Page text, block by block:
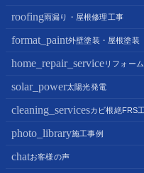
roofing雨漏り・屋根修理工事
屋根修理・屋根工事
屋根カバー工法
format_paint外壁塗装・屋根塗装
外壁塗装
屋根塗装
home_repair_serviceリフォーム
キッチンリフォーム
バスルームリフォーム
solar_power太陽光発電
太陽光パネル設置
蓄電池設置
cleaning_servicesカビ根絶FRS
photo_library施工事例
chatお客様の声